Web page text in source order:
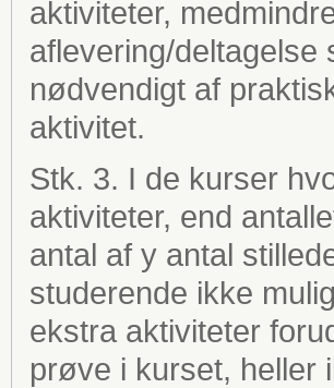
aktiviteter,
aflevering/deltagelse
nødvendigt af
aktivitet.
Stk. 3. I de kurser
aktiviteter, end
antal af y antal
studerende ikke
ekstra aktiviteter
prøve i kurset, heller